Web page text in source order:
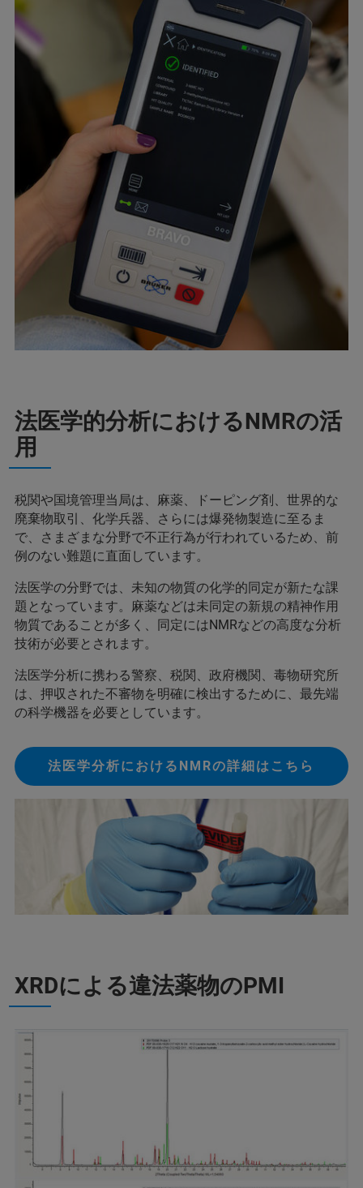
法医学的分析におけるNMRの活
用
税関や国境管理当局は、麻薬、ドーピング剤、世界的な
廃棄物取引、化学兵器、さらには爆発物製造に至るま
で、さまざまな分野で不正行為が行われているため、前
例のない難題に直面しています。
法医学の分野では、未知の物質の化学的同定が新たな課
題となっています。麻薬などは未同定の新規の精神作用
物質であることが多く、同定にはNMRなどの高度な分析
技術が必要とされます。
法医学分析に携わる警察、税関、政府機関、毒物研究所
は、押収された不審物を明確に検出するために、最先端
の科学機器を必要としています。
法医学分析におけるNMRの詳細はこちら
XRDによる違法薬物のPMI